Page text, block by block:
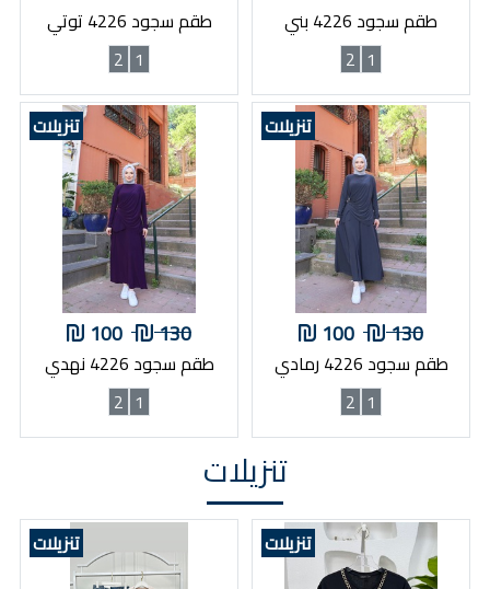
طقم سجود 4226 بني
1
2
طقم سجود 4226 توتي
1
2
تنزيلات
130
100
طقم سجود 4226 رمادي
1
2
تنزيلات
130
100
طقم سجود 4226 نهدي
1
2
تنزيلات
تنزيلات تنزيلات